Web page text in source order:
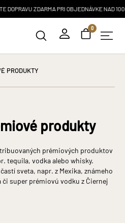
OBJEDNÁVKE NAD 100 € VYUŽITE
0
PRODUKTY
produkty
prémiových produktov
tequila, vodka alebo whisky.
sveta, napr. z Mexika, známeho
super prémiovú vodku z Čiernej